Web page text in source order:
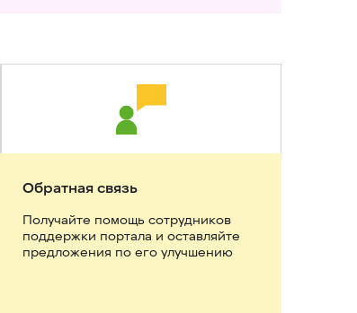
Обратная связь
Получайте помощь сотрудников
поддержки портала и оставляйте
предложения по его улучшению